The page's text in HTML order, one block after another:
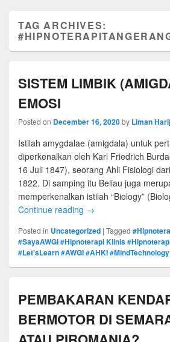
TAG ARCHIVES:
SISTEM LIMBIK
EMOSI
Posted on December 16, 2020by Liman
Istilah amygdalae (amigdala) untuk
diperkenalkan oleh Karl Friedrich
16 Juli 1847), seorang Ahli Fisiologi
1822. Di samping itu Beliau juga
memperkenalkan istilah “Biology”
Continue reading →
Posted in Uncategorized | Tagged
#SayaAWGI #Hipnoterapi Klinis
#Let'sLearn #AWGI #AHKI
PEMBAKARAN
BERMOTOR DI